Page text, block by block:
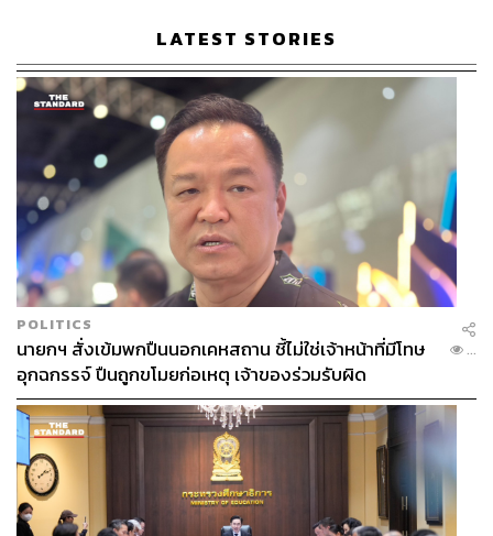
LATEST STORIES
POLITICS
นายกฯ สั่งเข้มพกปืนนอกเคหสถาน ชี้ไม่ใช่เจ้าหน้าที่มีโทษ
อุกฉกรรจ์ ปืนถูกขโมยก่อเหตุ เจ้าของร่วมรับผิด
...